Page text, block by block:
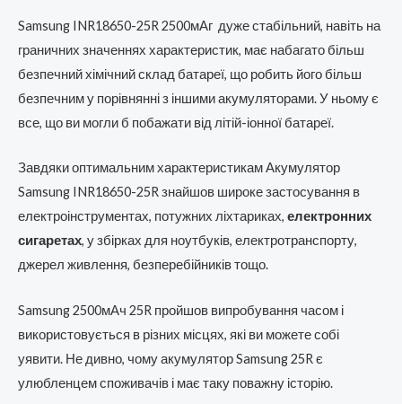
Samsung INR18650-25R 2500мАг дуже стабільний, навіть на
граничних значеннях характеристик, має набагато більш
безпечний хімічний склад батареї, що робить його більш
безпечним у порівнянні з іншими акумуляторами. У ньому є
все, що ви могли б побажати від літій-іонної батареї.
Завдяки оптимальним характеристикам Акумулятор
Samsung INR18650-25R знайшов широке застосування в
електроінструментах, потужних ліхтариках, електронних
сигаретах, у збірках для ноутбуків, електротранспорту,
джерел живлення, безперебійників тощо.
Samsung 2500мАч 25R пройшов випробування часом і
використовується в різних місцях, які ви можете собі
уявити. Не дивно, чому акумулятор Samsung 25R є
улюбленцем споживачів і має таку поважну історію.